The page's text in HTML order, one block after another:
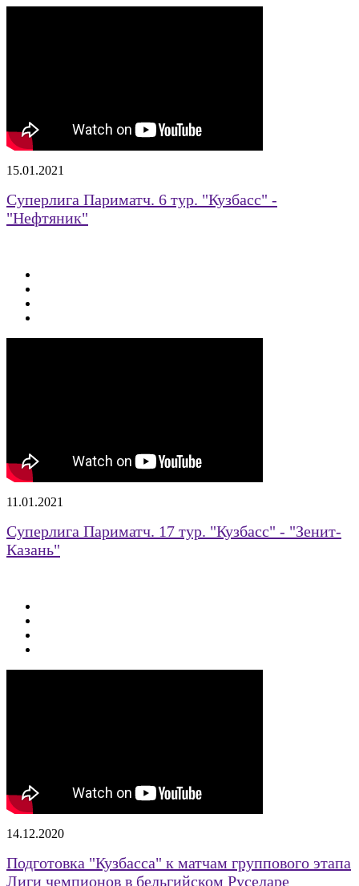
15.01.2021
Суперлига Париматч. 6 тур. "Кузбасс" -
"Нефтяник"
11.01.2021
Суперлига Париматч. 17 тур. "Кузбасс" - "Зенит-
Казань"
14.12.2020
Подготовка "Кузбасса" к матчам группового этапа
Лиги чемпионов в бельгийском Руселаре